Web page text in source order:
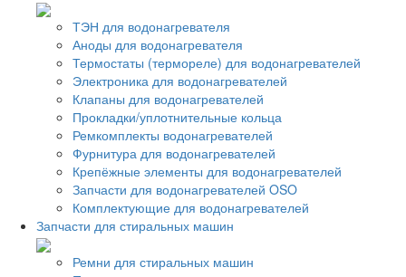
ТЭН для водонагревателя
Аноды для водонагревателя
Термостаты (термореле) для водонагревателей
Электроника для водонагревателей
Клапаны для водонагревателей
Прокладки/уплотнительные кольца
Ремкомплекты водонагревателей
Фурнитура для водонагревателей
Крепёжные элементы для водонагревателей
Запчасти для водонагревателей OSO
Комплектующие для водонагревателей
Запчасти для стиральных машин
Ремни для стиральных машин